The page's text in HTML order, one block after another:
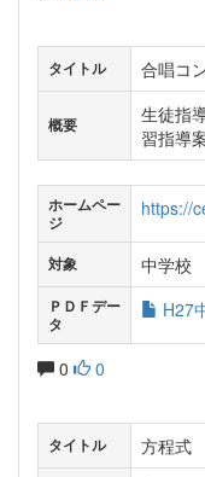
タイトル 合唱コ
概要
生徒指
習指導
ホームペー
ジ
https://
対象 中学校
ＰＤＦデー
タ
H27
0 0
タイトル 方程式